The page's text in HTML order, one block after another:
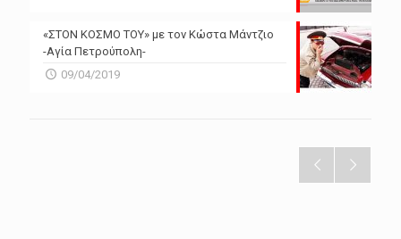
«ΣΤΟΝ ΚΟΣΜΟ ΤΟΥ» με τον Κώστα Μάντζιο
-Αγία Πετρούπολη-
09/04/2019